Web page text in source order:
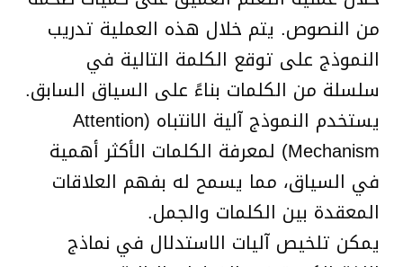
من النصوص. يتم خلال هذه العملية تدريب
النموذج على توقع الكلمة التالية في
سلسلة من الكلمات بناءً على السياق السابق.
يستخدم النموذج آلية الانتباه (Attention
Mechanism) لمعرفة الكلمات الأكثر أهمية
في السياق، مما يسمح له بفهم العلاقات
المعقدة بين الكلمات والجمل.
يمكن تلخيص آليات الاستدلال في نماذج